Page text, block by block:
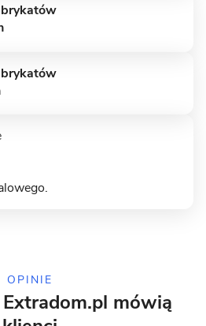
.
OPINIE
mówią